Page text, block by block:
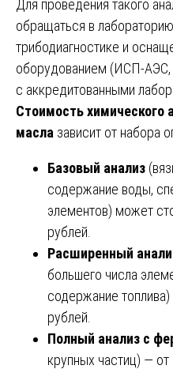
Для проведения такого
обращаться в
трибодиагностике и
оборудованием (ИСП-
с аккредитованными
Стоимостьхимического
масла зависит от набора
Базовый анализ
содержание воды,
элементов) может
рублей.
Расширенный
большего числа
содержание
рублей.
Полный анализ с
крупных частиц) —